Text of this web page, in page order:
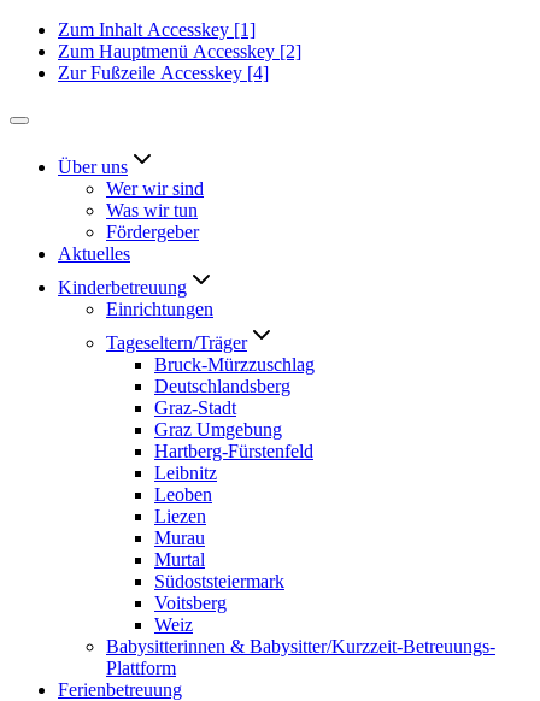
Zum Inhalt Accesskey [1]
Zum Hauptmenü Accesskey [2]
Zur Fußzeile Accesskey [4]
Über uns
Wer wir sind
Was wir tun
Fördergeber
Aktuelles
Kinderbetreuung
Einrichtungen
Tageseltern/Träger
Bruck-Mürzzuschlag
Deutschlandsberg
Graz-Stadt
Graz Umgebung
Hartberg-Fürstenfeld
Leibnitz
Leoben
Liezen
Murau
Murtal
Südoststeiermark
Voitsberg
Weiz
Babysitterinnen & Babysitter/Kurzzeit-Betreuungs-
Plattform
Ferienbetreuung